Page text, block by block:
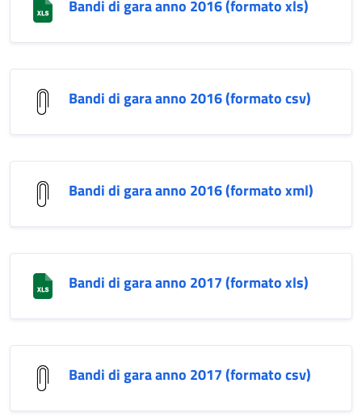
Bandi di gara anno 2016 (formato xls)
Bandi di gara anno 2016 (formato csv)
Bandi di gara anno 2016 (formato xml)
Bandi di gara anno 2017 (formato xls)
Bandi di gara anno 2017 (formato csv)